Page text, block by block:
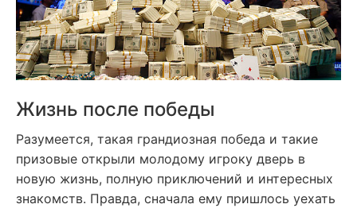
Жизнь после победы
Разумеется, такая грандиозная победа и такие
призовые открыли молодому игроку дверь в
новую жизнь, полную приключений и интересных
знакомств. Правда, сначала ему пришлось уехать